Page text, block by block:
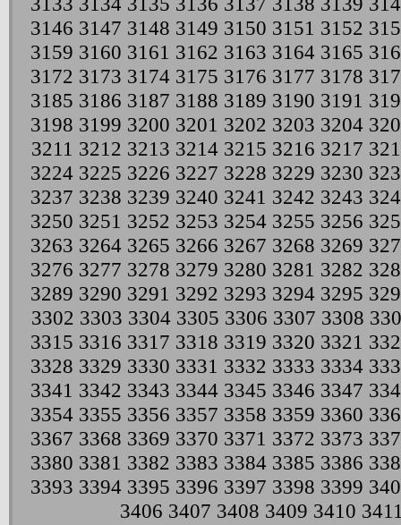
3146 3147 3148 3149 3150 3151 3152
3159 3160 3161 3162 3163 3164 3165
3172 3173 3174 3175 3176 3177 3178
3185 3186 3187 3188 3189 3190 3191
3198 3199 3200 3201 3202 3203 3204
3211 3212 3213 3214 3215 3216 3217
3224 3225 3226 3227 3228 3229 3230
3237 3238 3239 3240 3241 3242 3243
3250 3251 3252 3253 3254 3255 3256
3263 3264 3265 3266 3267 3268 3269
3276 3277 3278 3279 3280 3281 3282
3289 3290 3291 3292 3293 3294 3295
3302 3303 3304 3305 3306 3307 3308
3315 3316 3317 3318 3319 3320 3321
3328 3329 3330 3331 3332 3333 3334
3341 3342 3343 3344 3345 3346 3347
3354 3355 3356 3357 3358 3359 3360
3367 3368 3369 3370 3371 3372 3373
3380 3381 3382 3383 3384 3385 3386
3393 3394 3395 3396 3397 3398 3399
3406 3407 3408 3409 3410